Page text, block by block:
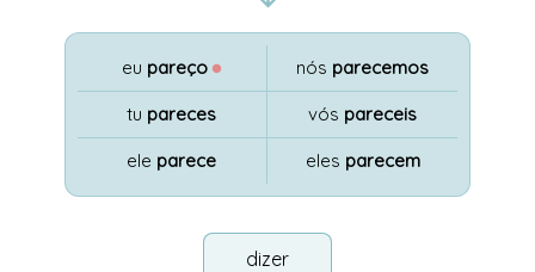
eu pareço ●
tu pareces
ele parece
nós parecemos
vós pareceis
eles parecem
dizer